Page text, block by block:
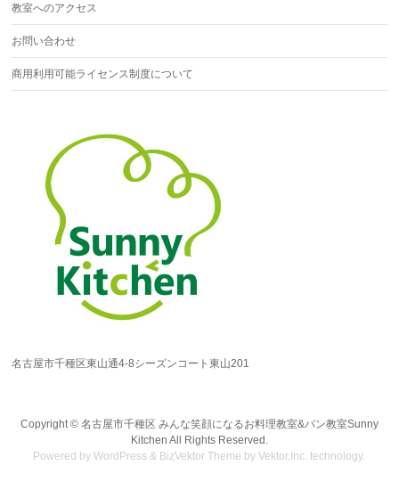
教室へのアクセス
お問い合わせ
商用利用可能ライセンス制度について
名古屋市千種区東山通4-8シーズンコート東山201
Copyright © 名古屋市千種区 みんな笑顔になるお料理教室&パン教室Sunny
Kitchen All Rights Reserved.
Powered byWordPress & BizVektor Theme by Vektor,Inc. technology.